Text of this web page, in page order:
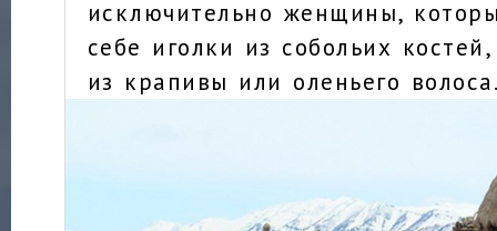
исключительно женщины,
себе иголки из собольих
из крапивы или оленьего